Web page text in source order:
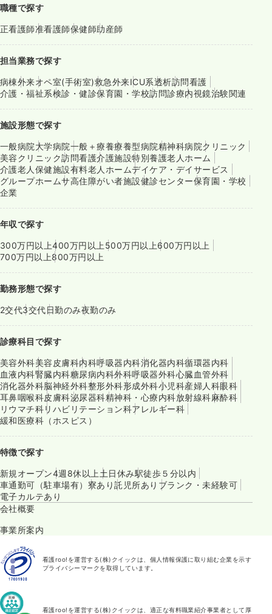
職種で探す
正看護師准看護師保健師助産師
担当業務で探す
病棟外来オペ室(手術室)救急外来ICU系透析訪問看護
介護・福祉系検診・健診保育園・学校訪問診療内視鏡治験関連
施設形態で探す
一般病院大学病院一般＋療養療養型病院精神科病院クリニック
美容クリニック訪問看護介護施設特別養護老人ホーム
介護老人保健施設有料老人ホームデイケア・デイサービス
グループホームサ高住障がい者施設健診センター保育園・学校
企業
年収で探す
300万円以上400万円以上 500万円以上600万円以上
700万円以上800万円以上
勤務形態で探す
2交代3交代日勤のみ夜勤のみ
診療科目で探す
美容外科美容皮膚科内科呼吸器内科消化器内科循環器内科
血液内科腎臓内科糖尿病内科外科呼吸器外科心臓血管外科
消化器外科脳神経外科整形外科形成外科小児科産婦人科眼科
耳鼻咽喉科皮膚科泌尿器科精神科・心療内科放射線科麻酔科
リウマチ科リハビリテーション科アレルギー科
緩和医療科（ホスピス）
特徴で探す
新規オープン4週8休以上 土日休み駅徒歩５分以内
車通勤可（駐車場有） 寮あり託児所あり ブランク・未経験可
電子カルテあり
会社概要
事業所案内
看護roo!を運営する(株)クイックは、個人情報保護に取り組む企業を示す
プライバシーマークを取得しています。
看護roo!を運営する(株)クイックは、適正な有料職業紹介事業者として厚